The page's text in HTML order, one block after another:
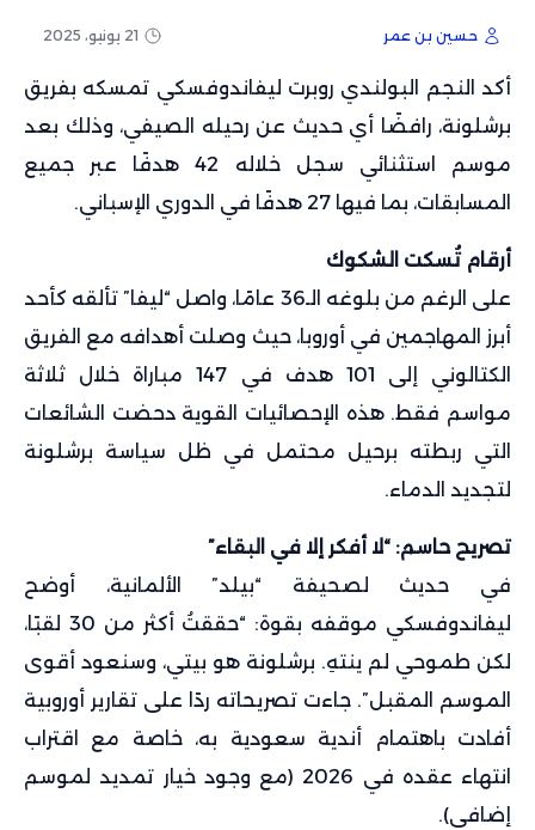
حسين بن عمر 21 يونيو، 2025
أكد النجم البولندي روبرت ليفاندوفسكي تمسكه بفريق
برشلونة، رافضًا أي حديث عن رحيله الصيفي، وذلك بعد
موسم استثنائي سجل خلاله 42 هدفًا عبر جميع
المسابقات، بما فيها 27 هدفًا في الدوري الإسباني.
أرقام تُسكت الشكوك
على الرغم من بلوغه الـ36 عامًا، واصل “ليفا” تألقه كأحد
أبرز المهاجمين في أوروبا، حيث وصلت أهدافه مع الفريق
الكتالوني إلى 101 هدف في 147 مباراة خلال ثلاثة
مواسم فقط. هذه الإحصائيات القوية دحضت الشائعات
التي ربطته برحيل محتمل في ظل سياسة برشلونة
لتجديد الدماء.
تصريح حاسم: “لا أفكر إلا في البقاء”
في حديث لصحيفة “بيلد” الألمانية، أوضح
ليفاندوفسكي موقفه بقوة: “حققتُ أكثر من 30 لقبًا،
لكن طموحي لم ينتهِ. برشلونة هو بيتي، وسنعود أقوى
الموسم المقبل”. جاءت تصريحاته ردًا على تقارير أوروبية
أفادت باهتمام أندية سعودية به، خاصة مع اقتراب
انتهاء عقده في 2026 (مع وجود خيار تمديد لموسم
إضافي).